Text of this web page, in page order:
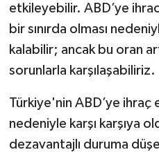
etkileyebilir. ABD’ye
bir sınırda olması
kalabilir; ancak bu oran
sorunlarla karşılaşabiliriz.
Türkiye'nin ABD’ye
nedeniyle karşı karşıya
dezavantajlı duruma